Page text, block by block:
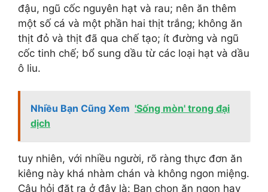
đậu, ngũ cốc nguyên hạt và rau; nên ăn thêm
một số cá và một phần hai thịt trắng; không ăn
thịt đỏ và thịt đã qua chế tạo; ít đường và ngũ
cốc tinh chế; bổ sung dầu từ các loại hạt và dầu
ô liu.
Nhiều Bạn Cũng Xem 'Sống mòn' trong đại
dịch
tuy nhiên, với nhiều người, rõ ràng thực đơn ăn
kiêng này khá nhàm chán và không ngon miệng.
Câu hỏi đặt ra ở đây là: Bạn chọn ăn ngon hay